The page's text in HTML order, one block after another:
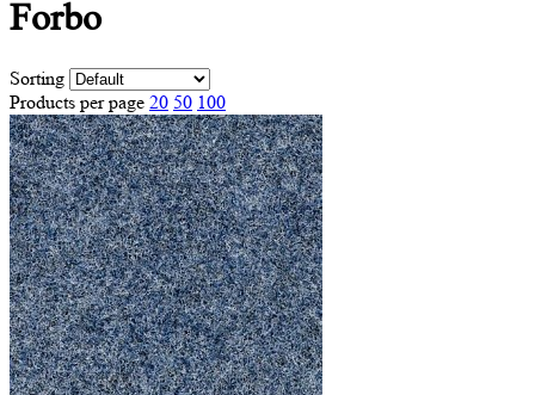
Forbo
Sorting
Products per page 20 50 100